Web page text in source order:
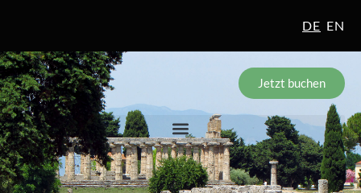
DE EN
Jetzt buchen